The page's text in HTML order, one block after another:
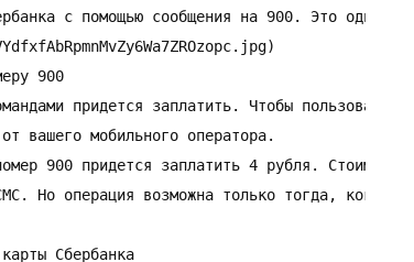
с помощью сообщения на 900. Это один
900
придется заплатить. Чтобы
вашего мобильного оператора.
900 придется заплатить 4 рубля.
Но операция возможна только тогда,
Сбербанка